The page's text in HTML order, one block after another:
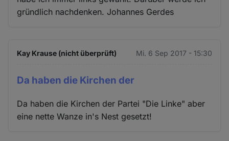
gründlich nachdenken. Johannes Gerdes
Kay Krause (nicht überprüft) Mi. 6 Sep 2017 - 15:30
Da haben die Kirchen der
Da haben die Kirchen der Partei "Die Linke" aber
eine nette Wanze in's Nest gesetzt!